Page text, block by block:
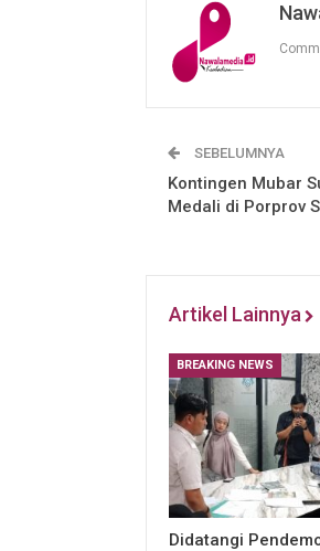
SEBELUMNYA
Kontingen Mubar
Medali di Porprov
Artikel Lainnya
BREAKING NEWS
Didatangi